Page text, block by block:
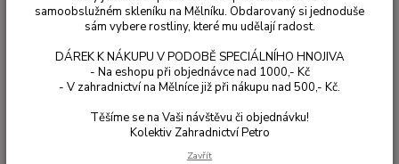
samoobslužném skleníku na Mělníku. Obdarovaný si jednoduše
sám vybere rostliny, které mu udělají radost.
DÁREK K NÁKUPU V PODOBĚ SPECIÁLNÍHO HNOJIVA
- Na eshopu při objednávce nad 1000,- Kč
- V zahradnictví na Mělníce již při nákupu nad 500,- Kč.
Těšíme se na Vaši návštěvu či objednávku!
Kolektiv Zahradnictví Petro
Zavřít